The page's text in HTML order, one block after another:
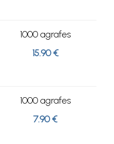
1000 agrafes
15.90 €
1000 agrafes
7.90 €